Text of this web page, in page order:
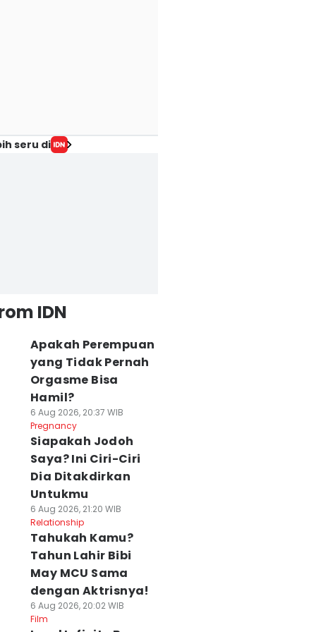
seru di
IDN
Apakah Perempuan
yang Tidak Pernah
Orgasme Bisa
Hamil?
6 Aug 2026, 20:37 WIB
Pregnancy
Siapakah Jodoh
Saya? Ini Ciri-Ciri
Dia Ditakdirkan
Untukmu
6 Aug 2026, 21:20 WIB
Relationship
Tahukah Kamu?
Tahun Lahir Bibi
May MCU Sama
dengan Aktrisnya!
6 Aug 2026, 20:02 WIB
Film